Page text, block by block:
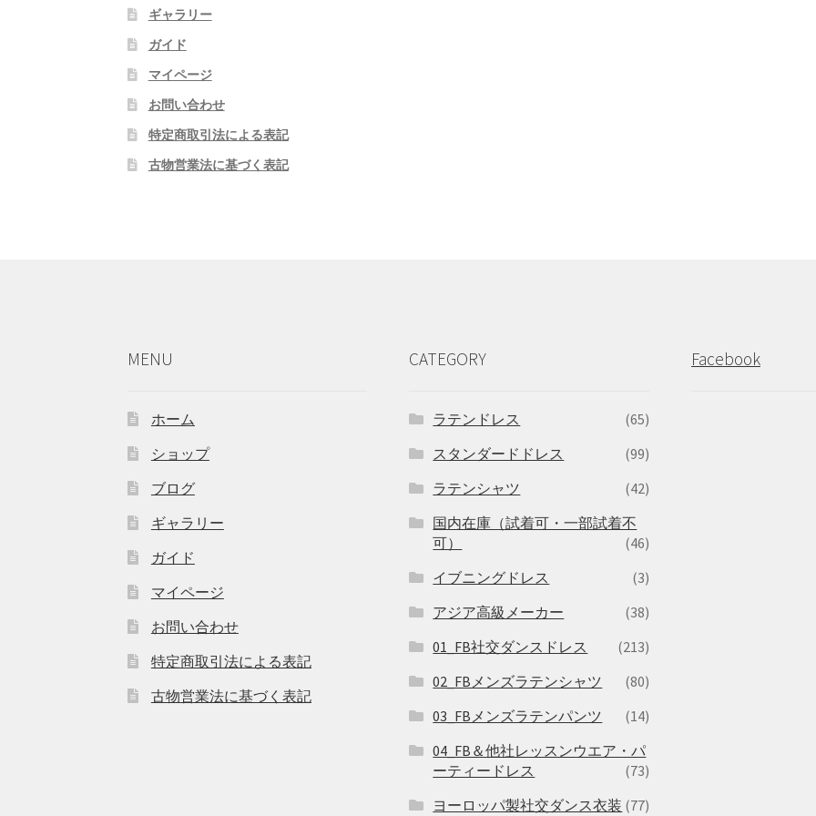
ギャラリー
ガイド
マイページ
お問い合わせ
特定商取引法による表記
古物営業法に基づく表記
MENU
ホーム
ショップ
ブログ
ギャラリー
ガイド
マイページ
お問い合わせ
特定商取引法による表記
古物営業法に基づく表記
CATEGORY
ラテンドレス
(65)
スタンダードドレス
(99)
ラテンシャツ
(42)
国内在庫（試着可・一部試着不
可）
(46)
イブニングドレス
(3)
アジア高級メーカー
(38)
01_FB社交ダンスドレス
(213)
02_FBメンズラテンシャツ
(80)
03_FBメンズラテンパンツ
(14)
04_FB＆他社レッスンウエア・パ
ーティードレス
(73)
ヨーロッパ製社交ダンス衣装 (77)
Facebook